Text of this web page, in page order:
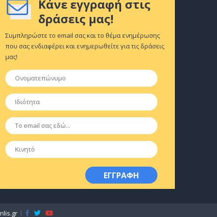
Κάνε εγγραφή στις
δράσεις μας!
Συμπληρώστε το email σας και το θέμα ενημέρωσης
που σας ενδιαφέρει και ενημερωθείτε για τις δράσεις
μας!
Ονοματεπώνυμο
Ιδιότητα
Email
Κινητό